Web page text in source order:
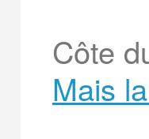
Côte
Mais